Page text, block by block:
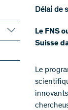
Délai de
Le FNS
Suisse
Le